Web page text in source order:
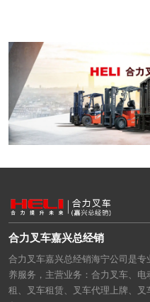
合力叉车嘉兴总经销
合力叉车嘉兴总经销海宁公司是专
养服务，主营业务：合力叉车、
租、叉车租赁、叉车代理上牌、